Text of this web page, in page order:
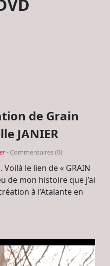
de Grain
JANIER
- Commentaires (0)
le lien de « GRAIN
de mon histoire que j’ai
à l’Atalante en